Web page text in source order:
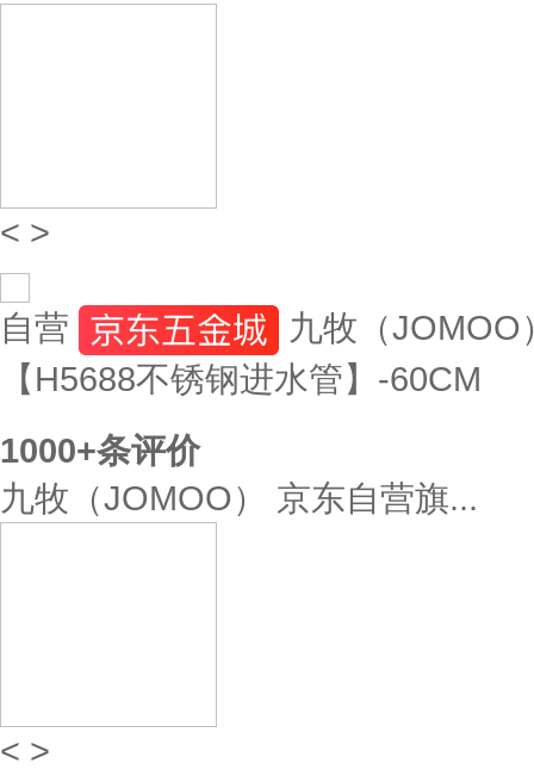
< >
自营
九牧（
【H5688不锈钢进水管】-60CM
1000+条评价
九牧（JOMOO） 京东自营旗...
< >